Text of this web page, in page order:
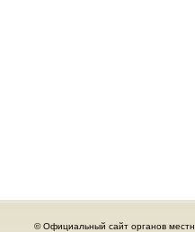
© Официальный сайт органов